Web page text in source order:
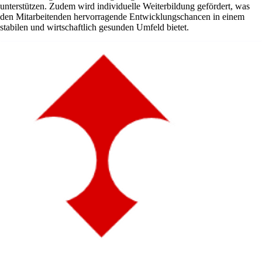
unterstützen. Zudem wird individuelle Weiterbildung gefördert, was
den Mitarbeitenden hervorragende Entwicklungschancen in einem
stabilen und wirtschaftlich gesunden Umfeld bietet.